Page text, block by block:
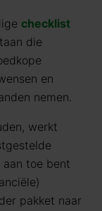
checklist
die
en
nemen.
werkt
toe bent
pakket naar